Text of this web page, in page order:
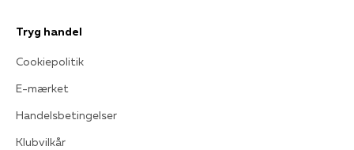
Tryg handel
Cookiepolitik
E-mærket
Handelsbetingelser
Klubvilkår